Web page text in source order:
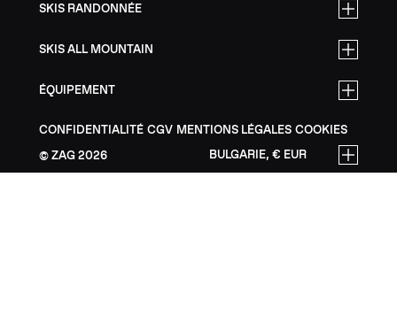
SKIS RANDONNÉE
SKIS ALL MOUNTAIN
ÉQUIPEMENT
CONFIDENTIALITÉ CGV MENTIONS LÉGALES COOKIES
ZAG 2026 BULGARIE, € EUR